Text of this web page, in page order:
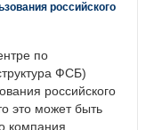
российского
по
ФСБ)
российского
это может быть
компания